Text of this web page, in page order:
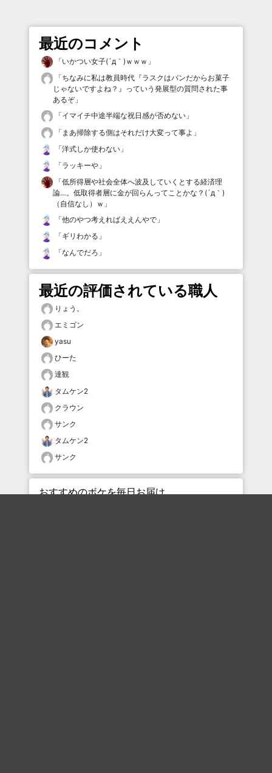
最近のコメント
「いかつい女子(´д｀)ｗｗｗ 」
「ちなみに私は教員時代『ラスクはパンだからお菓子
じゃないですよね？』っていう発展型の質問された事
あるぞ」
「イマイチ中途半端な祝日感が否めない 」
「 まあ掃除する側はそれだけ大変って事よ 」
「洋式しか使わない 」
「ラッキーや 」
「低所得層や社会全体へ波及していくとする経済理
論…。低取得者層に金が回らんってことかな？(´д｀)
（自信なし）ｗ 」
「他のやつ考えればええんやで 」
「ギリわかる 」
「なんでだろ 」
最近の評価されている職人
りょう。
エミゴン
yasu
ひーた
達観
タムケン2
クラウン
サンク
タムケン2
サンク
おすすめのボケを毎日お届け